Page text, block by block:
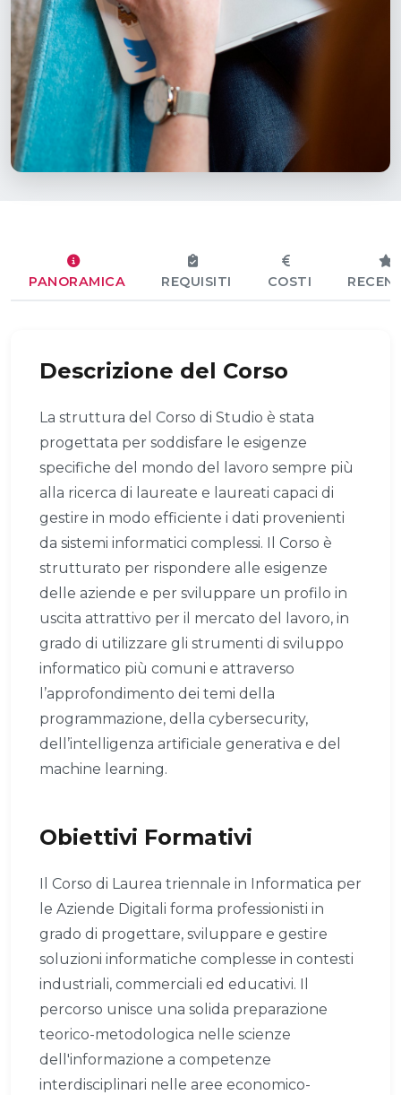
PANORAMICA REQUISITI COSTI
Descrizione del Corso
La struttura del Corso di Studio è stata
progettata per soddisfare le esigenze
specifiche del mondo del lavoro sempre più
alla ricerca di laureate e laureati capaci di
gestire in modo efficiente i dati provenienti
da sistemi informatici complessi. Il Corso è
strutturato per rispondere alle esigenze
delle aziende e per sviluppare un profilo in
uscita attrattivo per il mercato del lavoro, in
grado di utilizzare gli strumenti di sviluppo
informatico più comuni e attraverso
l’approfondimento dei temi della
programmazione, della cybersecurity,
dell’intelligenza artificiale generativa e del
machine learning.
Obiettivi Formativi
Il Corso di Laurea triennale in Informatica per
le Aziende Digitali forma professionisti in
grado di progettare, sviluppare e gestire
soluzioni informatiche complesse in contesti
industriali, commerciali ed educativi. Il
percorso unisce una solida preparazione
teorico-metodologica nelle scienze
dell'informazione a competenze
interdisciplinari nelle aree economico-